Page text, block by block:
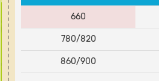
660
780/820
860/900